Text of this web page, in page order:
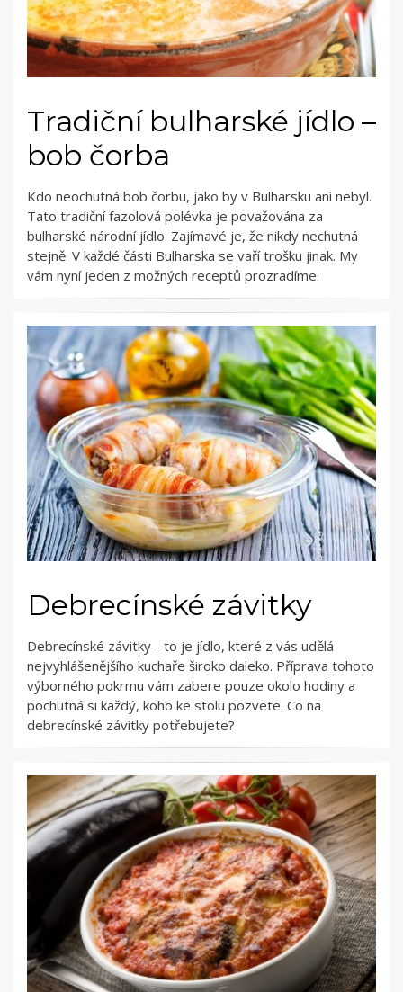
Tradiční bulharské jídlo –
bob čorba
Kdo neochutná bob čorbu, jako by v Bulharsku ani nebyl.
Tato tradiční fazolová polévka je považována za
bulharské národní jídlo. Zajímavé je, že nikdy nechutná
stejně. V každé části Bulharska se vaří trošku jinak. My
vám nyní jeden z možných receptů prozradíme.
Debrecínské závitky
Debrecínské závitky - to je jídlo, které z vás udělá
nejvyhlášenějšího kuchaře široko daleko. Příprava tohoto
výborného pokrmu vám zabere pouze okolo hodiny a
pochutná si každý, koho ke stolu pozvete. Co na
debrecínské závitky potřebujete?